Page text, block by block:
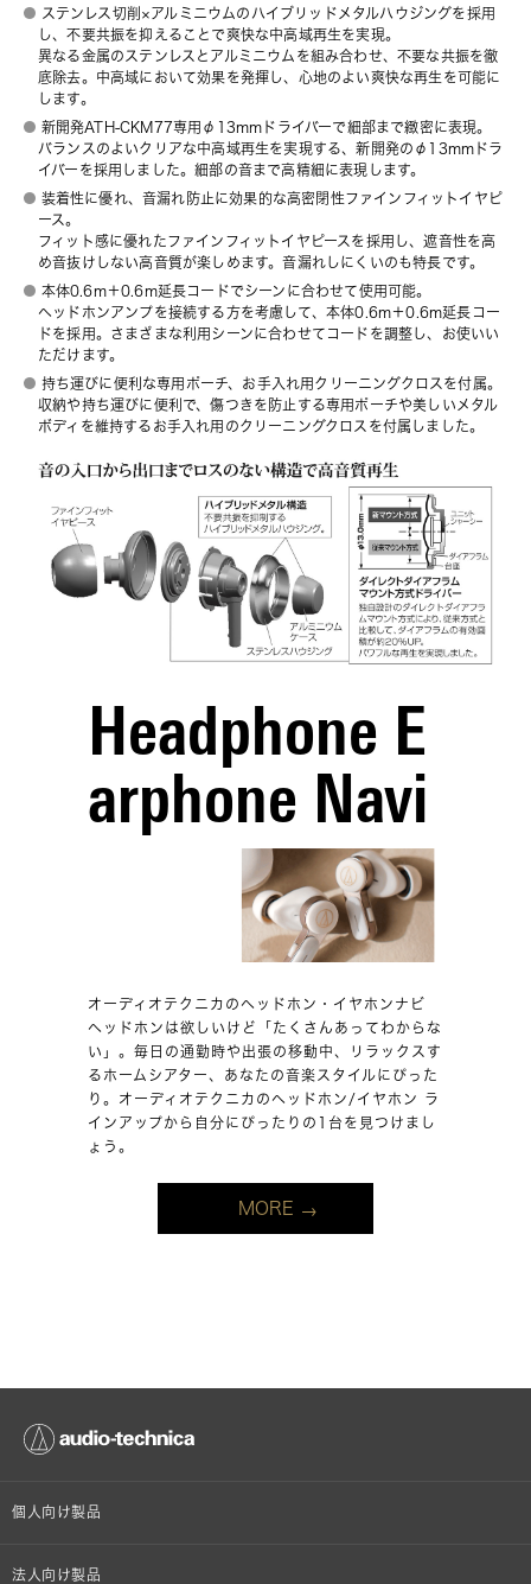
ステンレス切削×アルミニウムのハイブリッドメタルハウジングを採用
し、不要共振を抑えることで爽快な中高域再生を実現。
異なる金属のステンレスとアルミニウムを組み合わせ、不要な共振を徹
底除去。中高域において効果を発揮し、心地のよい爽快な再生を可能に
します。
新開発ATH-CKM77専用φ13mmドライバーで細部まで緻密に表現。
バランスのよいクリアな中高域再生を実現する、新開発のφ13mmドラ
イバーを採用しました。細部の音まで高精細に表現します。
装着性に優れ、音漏れ防止に効果的な高密閉性ファインフィットイヤピ
ース。
フィット感に優れたファインフィットイヤピースを採用し、遮音性を高
め音抜けしない高音質が楽しめます。音漏れしにくいのも特長です。
本体0.6m＋0.6m延長コードでシーンに合わせて使用可能。
ヘッドホンアンプを接続する方を考慮して、本体0.6m＋0.6m延長コー
ドを採用。さまざまな利用シーンに合わせてコードを調整し、お使いい
ただけます。
持ち運びに便利な専用ポーチ、お手入れ用クリーニングクロスを付属。
収納や持ち運びに便利で、傷つきを防止する専用ポーチや美しいメタル
ボディを維持するお手入れ用のクリーニングクロスを付属しました。
Headphone E
arphone Navi
オーディオテクニカのヘッドホン・イヤホンナビ
ヘッドホンは欲しいけど「たくさんあってわからな
い」。毎日の通勤時や出張の移動中、リラックスす
るホームシアター、あなたの音楽スタイルにぴった
り。オーディオテクニカのヘッドホン/イヤホン ラ
インアップから自分にぴったりの1台を見つけまし
ょう。
MORE
個人向け製品
オンラインストア限定
法人向け製品